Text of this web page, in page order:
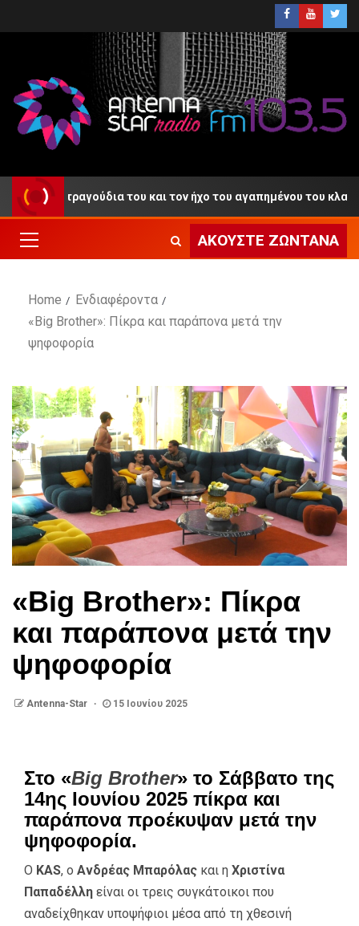
τα τραγούδια του και τον ήχο του αγαπημένου του κλαρίνου
ΑΚΟΎΣΤΕ ΖΩΝΤΑΝΆ
Home
Ενδιαφέροντα
«Big Brother»: Πίκρα και παράπονα μετά την
ψηφοφορία
«Big Brother»: Πίκρα
και παράπονα μετά την
ψηφοφορία
Antenna-Star 15 Ιουνίου 2025
Στο «Big Brother» το Σάββατο της
14ης Ιουνίου 2025 πίκρα και
παράπονα προέκυψαν μετά την
ψηφοφορία.
Ο KAS, ο Ανδρέας Μπαρόλας και η Χριστίνα
Παπαδέλλη είναι οι τρεις συγκάτοικοι που
αναδείχθηκαν υποψήφιοι μέσα από τη χθεσινή